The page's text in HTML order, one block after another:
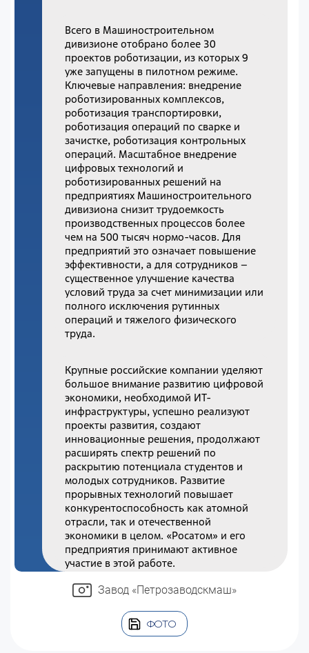
Всего в Машиностроительном
дивизионе отобрано более 30
проектов роботизации, из которых 9
уже запущены в пилотном режиме.
Ключевые направления: внедрение
роботизированных комплексов,
роботизация транспортировки,
роботизация операций по сварке и
зачистке, роботизация контрольных
операций. Масштабное внедрение
цифровых технологий и
роботизированных решений на
предприятиях Машиностроительного
дивизиона снизит трудоемкость
производственных процессов более
чем на 500 тысяч нормо-часов. Для
предприятий это означает повышение
эффективности, а для сотрудников –
существенное улучшение качества
условий труда за счет минимизации или
полного исключения рутинных
операций и тяжелого физического
труда.
Крупные российские компании уделяют
большое внимание развитию цифровой
экономики, необходимой ИТ-
инфраструктуры, успешно реализуют
проекты развития, создают
инновационные решения, продолжают
расширять спектр решений по
раскрытию потенциала студентов и
молодых сотрудников. Развитие
прорывных технологий повышает
конкурентоспособность как атомной
отрасли, так и отечественной
экономики в целом. «Росатом» и его
предприятия принимают активное
участие в этой работе.
Завод «Петрозаводскмаш»
ФОТО